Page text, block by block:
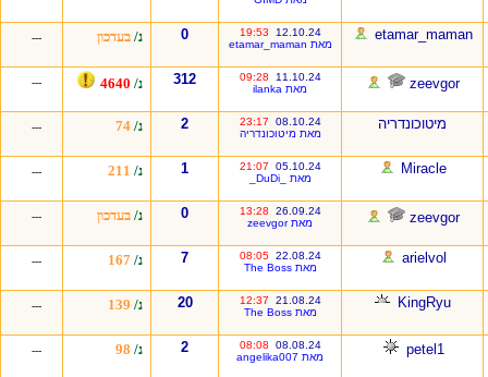
etamar_maman
12.10.24
19:53
מאת etamar_maman
0 נ/ בעדכון ---
zeevgor
11.10.24
09:28
מאת ilanka
312 נ/ ---
מיטוכונדריה 08.10.24
23:17
מאת מיטוכונדריה
2 נ/ ---
Miracle
05.10.24
21:07
מאת _DuDi_
1 נ/ ---
zeevgor
26.09.24
13:28
מאת zeevgor
0 נ/ בעדכון ---
arielvol
22.08.24
08:05
מאת The Boss
7 נ/ ---
KingRyu
21.08.24
12:37
מאת The Boss
20 נ/ ---
petel1
08.08.24
08:08
מאת angelika007
2 נ/ ---